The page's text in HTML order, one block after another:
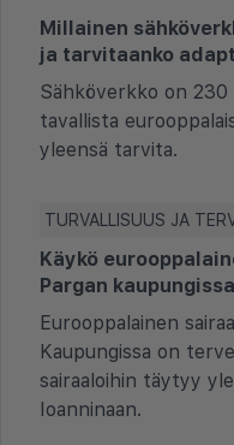
Millainen
ja tarvitaanko
Sähköverkko on
tavallista
yleensä tarvita.
TURVALLISUUS JA
Käykö
Pargan
Eurooppalainen
Kaupungissa on
sairaaloihin täytyy
Ioanninaan.